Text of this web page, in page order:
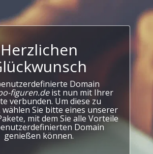
Herzlichen
Domain
figuren.deist nun mit Ihrer
verbunden. Um diese zu
Sie bitte eines unserer
mit dem Sie alle Vorteile
Domain
genießen können.